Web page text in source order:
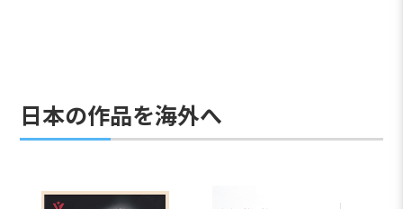
日本の作品を海外へ